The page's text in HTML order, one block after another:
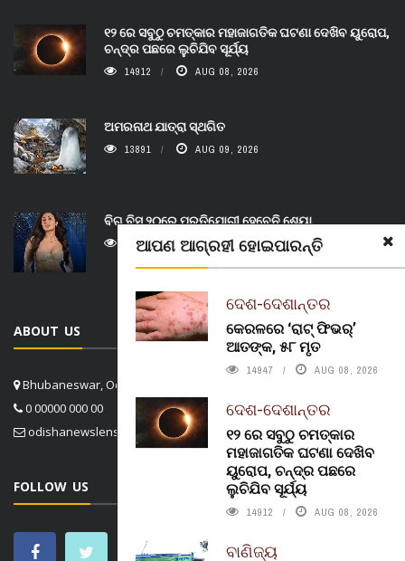
ଆପଣ ଆଗ୍ରହୀ ହୋଇପାରନ୍ତି
ଦେଶ-ଦେଶାନ୍ତର
କେରଳରେ ‘ରାଟ୍ ଫିଭର୍’
ଆତଙ୍କ, ୫୮ ମୃତ
14947 AUG 08, 2026
ଦେଶ-ଦେଶାନ୍ତର
୧୨ ରେ ସବୁଠୁ ଚମତ୍କାର
ମହାଜାଗତିକ ଘଟଣା ଦେଖିବ
ୟୁରୋପ, ଚନ୍ଦ୍ର ପଛରେ
ଲୁଚିଯିବ ସୂର୍ଯ୍ୟ
14912 AUG 08, 2026
ବାଣିଜ୍ୟ
୧୨ ରେ ସବୁଠୁ ଚମତ୍କାର ମହାଜାଗତିକ ଘଟଣା ଦେଖିବ ୟୁରୋପ,
ଚନ୍ଦ୍ର ପଛରେ ଲୁଚିଯିବ ସୂର୍ଯ୍ୟ
14912 AUG 08, 2026
ଅମରନାଥ ଯାତ୍ରା ସ୍ଥଗିତ
13891 AUG 09, 2026
ବିଗ୍ ବିସ୍ ୨୦ରେ ପ୍ରତିଯୋଗୀ ହେବେନି ଶେୟା
15294 AUG 09, 2026
ABOUT US
Bhubaneswar, Odisha, India
0 00000 000 00
odishanewslens@gmail.com
FOLLOW US